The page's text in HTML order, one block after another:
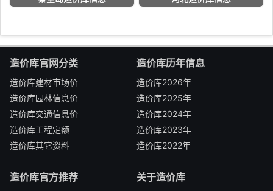
造价库官网分类
造价库建材市场价
造价库园林信息价
造价库交通信息价
造价库工程定额
造价库其它资料
造价库历年信息
造价库2026年
造价库2025年
造价库2024年
造价库2023年
造价库2022年
造价库官方推荐 关于造价库